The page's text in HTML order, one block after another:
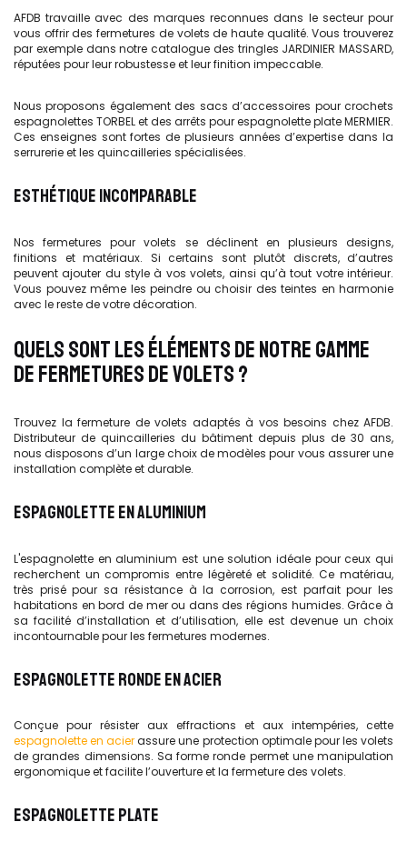
AFDB travaille avec des marques reconnues dans le secteur pour
vous offrir des fermetures de volets de haute qualité. Vous trouverez
par exemple dans notre catalogue des tringles JARDINIER MASSARD,
réputées pour leur robustesse et leur finition impeccable.
Nous proposons également des sacs d’accessoires pour crochets
espagnolettes TORBEL et des arrêts pour espagnolette plate MERMIER.
Ces enseignes sont fortes de plusieurs années d’expertise dans la
serrurerie et les quincailleries spécialisées.
ESTHÉTIQUE INCOMPARABLE
Nos fermetures pour volets se déclinent en plusieurs designs,
finitions et matériaux. Si certains sont plutôt discrets, d’autres
peuvent ajouter du style à vos volets, ainsi qu’à tout votre intérieur.
Vous pouvez même les peindre ou choisir des teintes en harmonie
avec le reste de votre décoration.
QUELS SONT LES ÉLÉMENTS DE NOTRE GAMME
DE FERMETURES DE VOLETS ?
Trouvez la fermeture de volets adaptés à vos besoins chez AFDB.
Distributeur de quincailleries du bâtiment depuis plus de 30 ans,
nous disposons d’un large choix de modèles pour vous assurer une
installation complète et durable.
ESPAGNOLETTE EN ALUMINIUM
L'espagnolette en aluminium est une solution idéale pour ceux qui
recherchent un compromis entre légèreté et solidité. Ce matériau,
très prisé pour sa résistance à la corrosion, est parfait pour les
habitations en bord de mer ou dans des régions humides. Grâce à
sa facilité d’installation et d’utilisation, elle est devenue un choix
incontournable pour les fermetures modernes.
ESPAGNOLETTE RONDE EN ACIER
Conçue pour résister aux effractions et aux intempéries, cette
espagnolette en acierassure une protection optimale pour les volets
de grandes dimensions. Sa forme ronde permet une manipulation
ergonomique et facilite l’ouverture et la fermeture des volets.
ESPAGNOLETTE PLATE